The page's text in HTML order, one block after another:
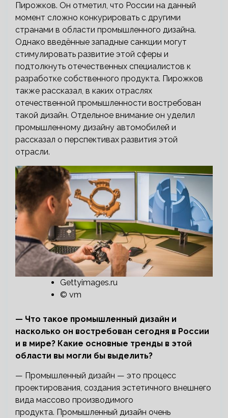
Пирожков. Он отметил, что России на данный
момент сложно конкурировать с другими
странами в области промышленного дизайна.
Однако введённые западные санкции могут
стимулировать развитие этой сферы и
подтолкнуть отечественных специалистов к
разработке собственного продукта. Пирожков
также рассказал, в каких отраслях
отечественной промышленности востребован
такой дизайн. Отдельное внимание он уделил
промышленному дизайну автомобилей и
рассказал о перспективах развития этой
отрасли.
Gettyimages.ru
© vm
— Что такое промышленный дизайн и
насколько он востребован сегодня в России
и в мире? Какие основные тренды в этой
области вы могли бы выделить?
— Промышленный дизайн — это процесс
проектирования, создания эстетичного внешнего
вида массово производимого
продукта. Промышленный дизайн очень